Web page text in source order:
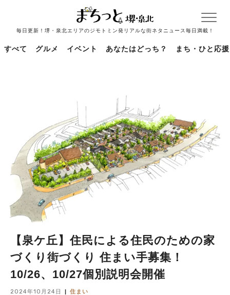
毎日更新！堺・泉北エリアのジモトミン発リアルな街ネタニュース毎日満載！
すべて グルメ イベント あなたはどっち？ まち・ひと応援
【泉ケ丘】住民による住民のための家
づくり街づくり 住まい手募集！
10/26、10/27個別説明会開催
2024年10月24日 住まい